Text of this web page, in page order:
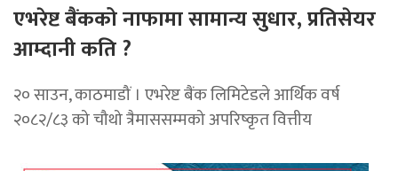
एभरेष्ट बैंकको नाफामा सामान्य सुधार, प्रतिसेयर
आम्दानी कति ?
२० साउन, काठमाडौं । एभरेष्ट बैंक लिमिटेडले आर्थिक वर्ष
२०८२/८३ को चौथो त्रैमाससम्मको अपरिष्कृत वित्तीय